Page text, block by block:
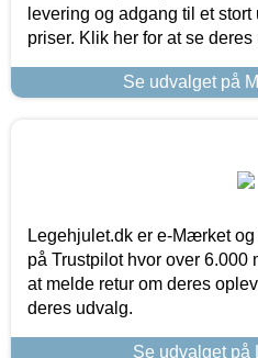
levering og adgang til et
priser. Klik her for at se deres
Se udvalget på
Legehjulet.dk er e-Mærket
på Trustpilot hvor over 6.000
at melde retur om deres
deres udvalg.
Se udvalget på